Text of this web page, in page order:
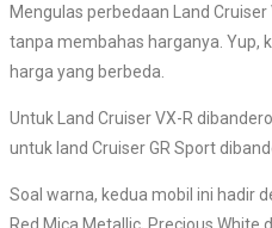
Mengulas perbedaan Land Cruiser
tanpa membahas harganya. Yup,
harga yang berbeda.
Untuk Land Cruiser VX-R
untuk land Cruiser GR Sport
Soal warna, kedua mobil ini hadir
Red Mica Metallic, Precious White